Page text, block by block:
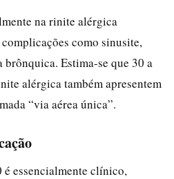
na rinite alérgica
como sinusite,
brônquica. Estima-se que 30 a
alérgica também apresentem
“via aérea única”.
essencialmente clínico,